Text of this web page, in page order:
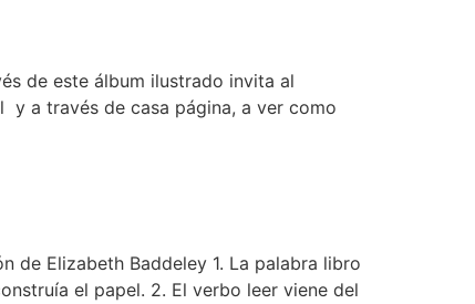
este álbum ilustrado invita al
a través de casa página, a ver como
de Elizabeth Baddeley 1. La palabra libro
el papel. 2. El verbo leer viene del